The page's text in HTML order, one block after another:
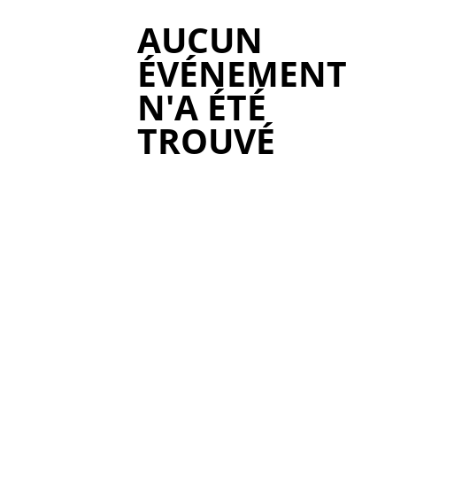
AUCUN
ÉVÉNEMENT
N'A ÉTÉ
TROUVÉ